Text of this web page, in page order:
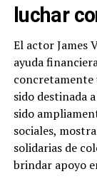
luchar
El actor James
ayuda
concretamente
sido destinada
sido
sociales,
solidarias de
brindar apoyo